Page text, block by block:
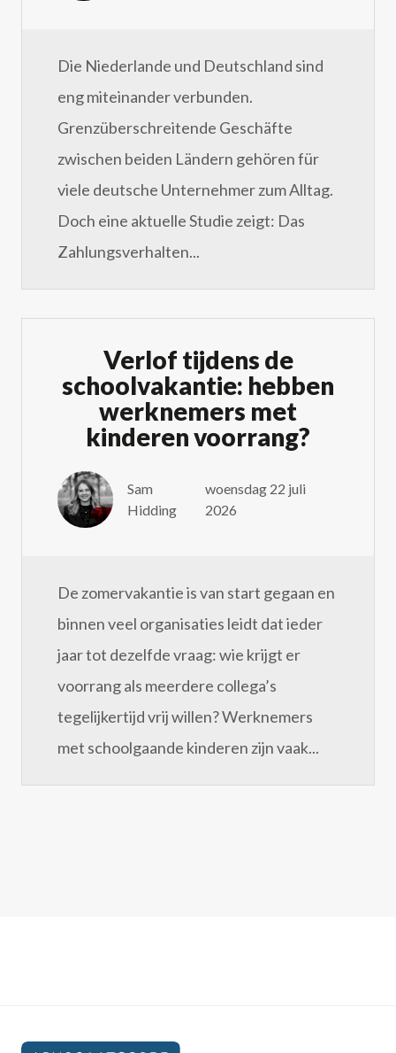
Die Niederlande und Deutschland sind
eng miteinander verbunden.
Grenzüberschreitende Geschäfte
zwischen beiden Ländern gehören für
viele deutsche Unternehmer zum Alltag.
Doch eine aktuelle Studie zeigt: Das
Zahlungsverhalten...
Verlof tijdens de
schoolvakantie: hebben
werknemers met
kinderen voorrang?
Sam
Hidding
woensdag 22 juli
2026
De zomervakantie is van start gegaan en
binnen veel organisaties leidt dat ieder
jaar tot dezelfde vraag: wie krijgt er
voorrang als meerdere collega’s
tegelijkertijd vrij willen? Werknemers
met schoolgaande kinderen zijn vaak...